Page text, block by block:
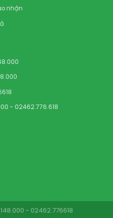
nhận
- 02462.776.618
- 02462.776618